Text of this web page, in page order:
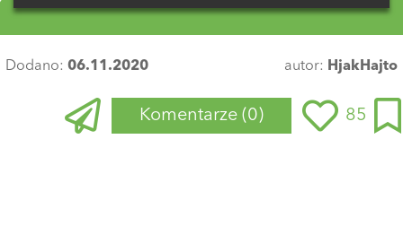
Dodano: 06.11.2020 autor: HjakHajto
Komentarze (0) 85